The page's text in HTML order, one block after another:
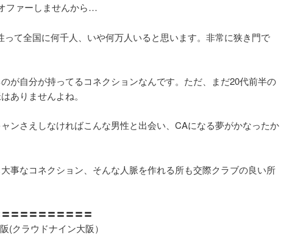
ファーしませんから…
って全国に何千人、いや何万人いると思います。非常に狭き門で
が自分が持ってるコネクションなんです。ただ、まだ20代前半の
ありませんよね。
ンさえしなければこんな男性と出会い、CAになる夢がかなったか
事なコネクション、そんな人脈を作れる所も交際クラブの良い所
〓〓〓〓〓〓〓〓〓
クラウドナイン大阪）